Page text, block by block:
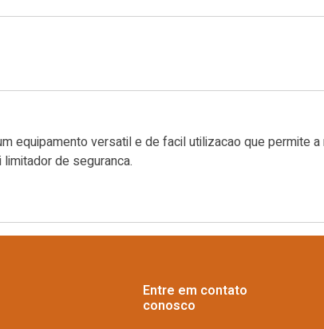
equipamento versatil e de facil utilizacao que permite
de seguranca.
Entre em contato
conosco